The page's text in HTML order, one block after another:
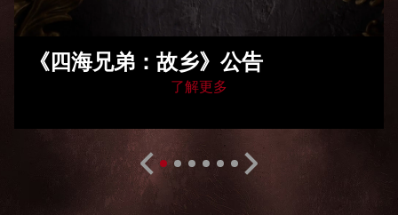
《四海兄弟：故乡》公告
了解更多